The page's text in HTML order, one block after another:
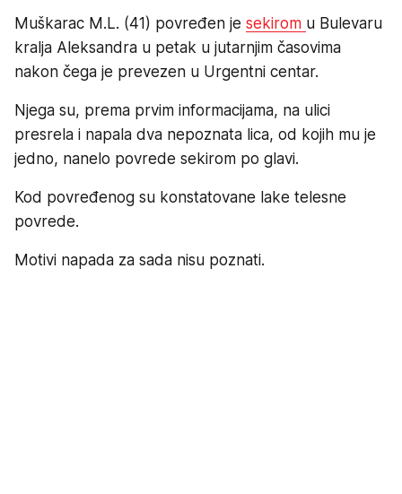
Muškarac M.L. (41) povređen je sekirom u Bulevaru
kralja Aleksandra u petak u jutarnjim časovima
nakon čega je prevezen u Urgentni centar.
Njega su, prema prvim informacijama, na ulici
presrela i napala dva nepoznata lica, od kojih mu je
jedno, nanelo povrede sekirom po glavi.
Kod povređenog su konstatovane lake telesne
povrede.
Motivi napada za sada nisu poznati.